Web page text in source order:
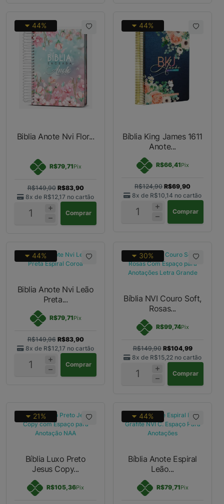
44%
Biblia Anote Nvi Flor...
R$79,71Pix
R$149,90 R$83,90
8x de R$12,17 no cartão
Comprar
44%
Bíblia King James 1611
Anote...
R$66,41Pix
R$124,90 R$69,90
8x de R$10,14 no cartão
Comprar
44%
Biblia Anote Nvi Leão
Preta...
R$79,71Pix
R$149,96 R$83,90
8x de R$12,17 no cartão
Comprar
30%
Bíblia NVI Couro Soft,
Rosas...
R$99,74Pix
R$149,90 R$104,99
8x de R$15,22 no cartão
Comprar
21%
Bíblia Luxo Preto
Jesus Copy...
R$105,36Pix
44%
Bíblia Anote Espiral
Leão...
R$79,71Pix